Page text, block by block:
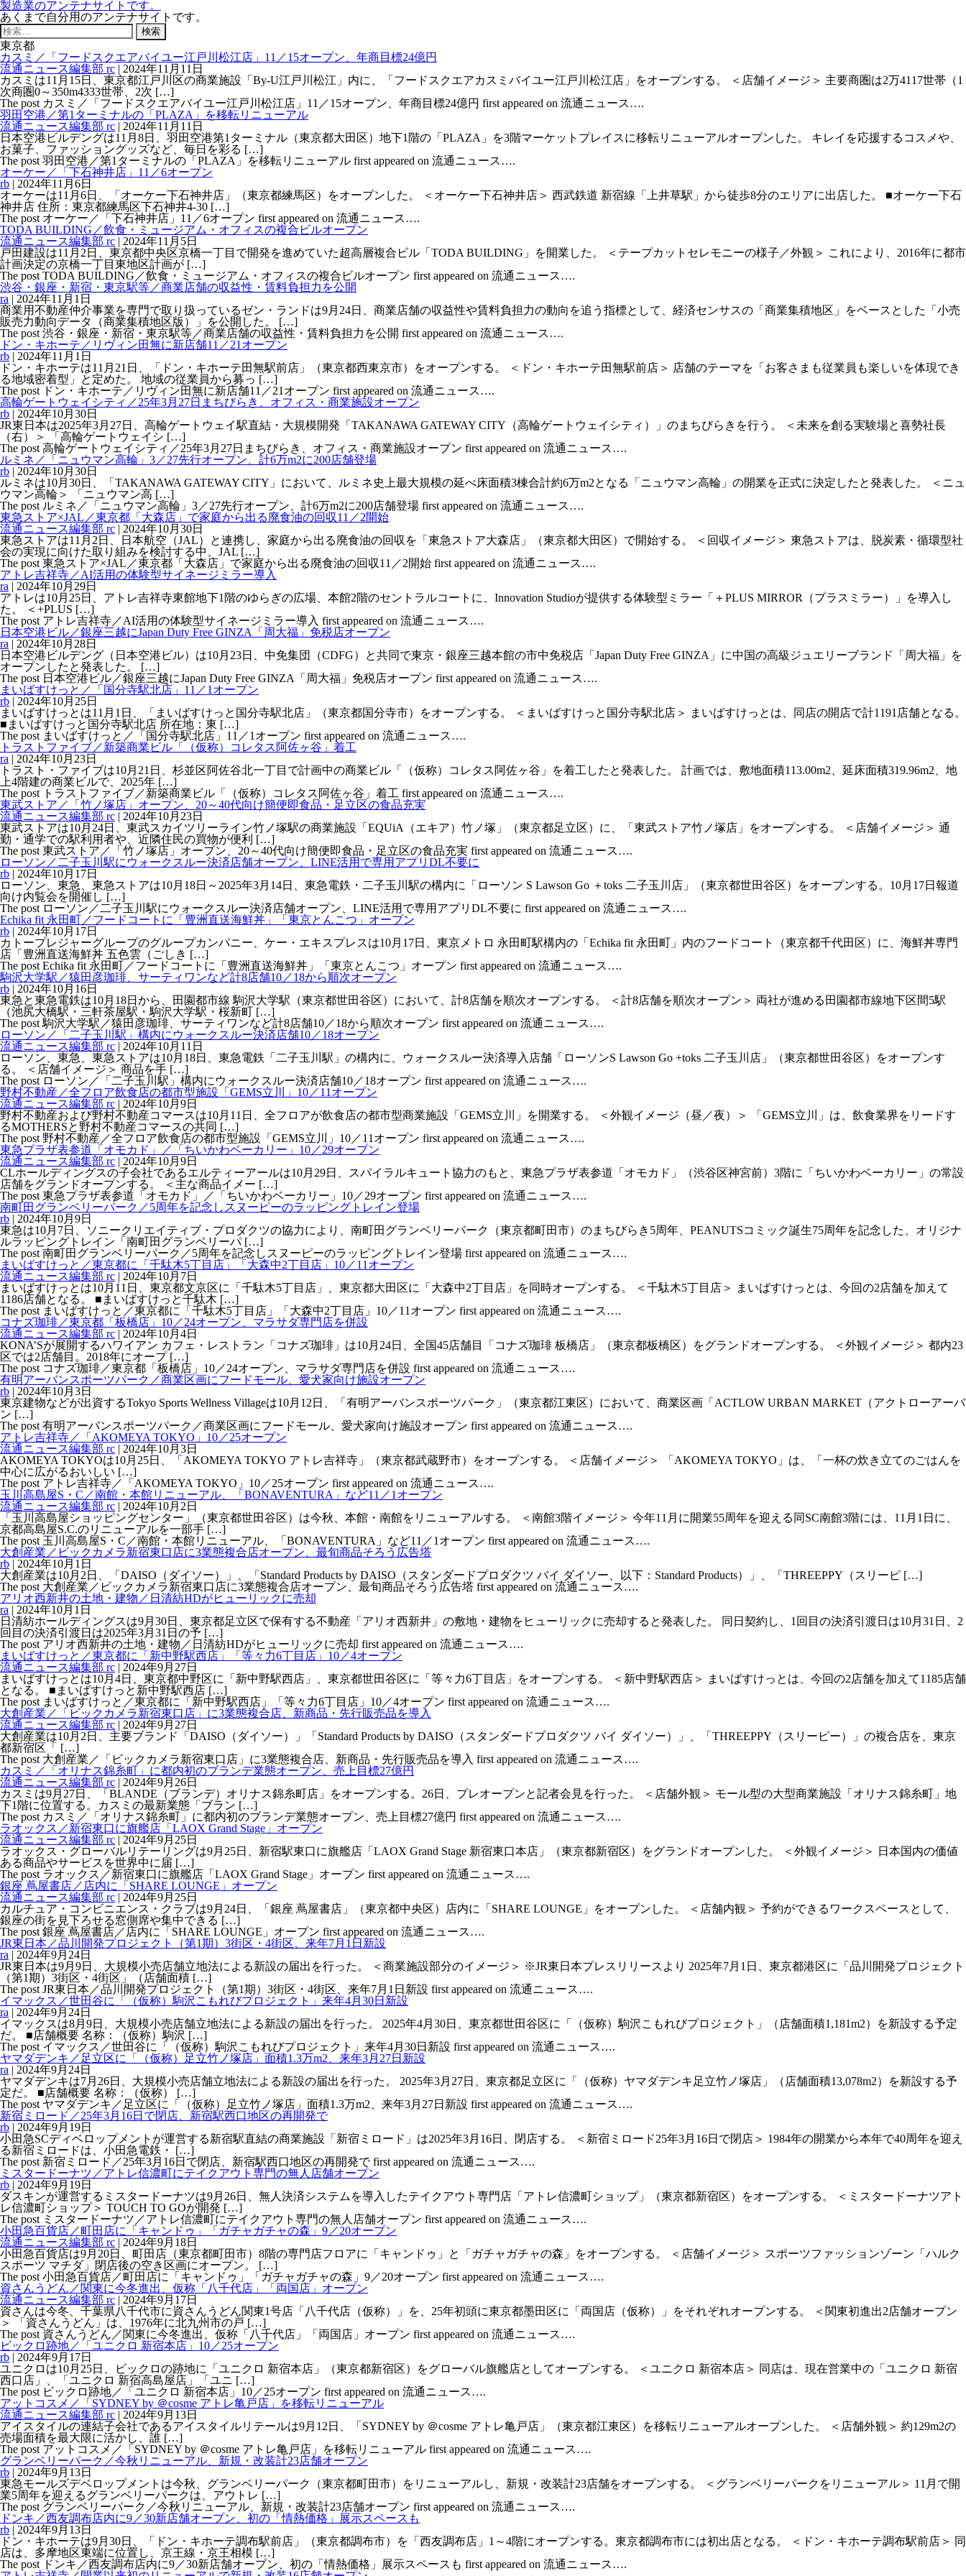
製造業のアンテナサイトです。
あくまで自分用のアンテナサイトです。
検
索:
東京都
カスミ／「フードスクエアバイユー江戸川松江店」11／15オープン、年商目標24億円
流通ニュース編集部 rc | 2024年11月11日
カスミは11月15日、東京都江戸川区の商業施設「By-U江戸川松江」内に、「フードスクエアカスミバイユー江戸川松江店」をオープンする。 ＜店舗イメージ＞ 主要商圏は2万4117世帯（1
次商圏0～350m4333世帯、2次 […]
The post カスミ／「フードスクエアバイユー江戸川松江店」11／15オープン、年商目標24億円 first appeared on 流通ニュース….
羽田空港／第1ターミナルの「PLAZA」を移転リニューアル
流通ニュース編集部 rc | 2024年11月11日
日本空港ビルデングは11月8日、羽田空港第1ターミナル（東京都大田区）地下1階の「PLAZA」を3階マーケットプレイスに移転リニューアルオープンした。 キレイを応援するコスメや、
お菓子、ファッショングッズなど、毎日を彩る […]
The post 羽田空港／第1ターミナルの「PLAZA」を移転リニューアル first appeared on 流通ニュース….
オーケー／「下石神井店」11／6オープン
rb | 2024年11月6日
オーケーは11月6日、「オーケー下石神井店」（東京都練馬区）をオープンした。 ＜オーケー下石神井店＞ 西武鉄道 新宿線「上井草駅」から徒歩8分のエリアに出店した。 ■オーケー下石
神井店 住所：東京都練馬区下石神井4-30 […]
The post オーケー／「下石神井店」11／6オープン first appeared on 流通ニュース….
TODA BUILDING／飲食・ミュージアム・オフィスの複合ビルオープン
流通ニュース編集部 rc | 2024年11月5日
戸田建設は11月2日、東京都中央区京橋一丁目で開発を進めていた超高層複合ビル「TODA BUILDING」を開業した。 ＜テープカットセレモニーの様子／外観＞ これにより、2016年に都市
計画決定の京橋一丁目東地区計画が […]
The post TODA BUILDING／飲食・ミュージアム・オフィスの複合ビルオープン first appeared on 流通ニュース….
渋谷・銀座・新宿・東京駅等／商業店舗の収益性・賃料負担力を公開
ra | 2024年11月1日
商業用不動産仲介事業を専門で取り扱っているゼン・ランドは9月24日、商業店舗の収益性や賃料負担力の動向を追う指標として、経済センサスの「商業集積地区」をベースとした「小売
販売力動向データ（商業集積地区版）」を公開した。 […]
The post 渋谷・銀座・新宿・東京駅等／商業店舗の収益性・賃料負担力を公開 first appeared on 流通ニュース….
ドン・キホーテ／リヴィン田無に新店舗11／21オープン
rb | 2024年11月1日
ドン・キホーテは11月21日、「ドン・キホーテ田無駅前店」（東京都西東京市）をオープンする。 ＜ドン・キホーテ田無駅前店＞ 店舗のテーマを「お客さまも従業員も楽しいを体現でき
る地域密着型」と定めた。 地域の従業員から募っ […]
The post ドン・キホーテ／リヴィン田無に新店舗11／21オープン first appeared on 流通ニュース….
高輪ゲートウェイシティ／25年3月27日まちびらき、オフィス・商業施設オープン
rb | 2024年10月30日
JR東日本は2025年3月27日、高輪ゲートウェイ駅直結・大規模開発「TAKANAWA GATEWAY CITY（高輪ゲートウェイシティ）」のまちびらきを行う。 ＜未来を創る実験場と喜勢社長
（右）＞ 「高輪ゲートウェイシ […]
The post 高輪ゲートウェイシティ／25年3月27日まちびらき、オフィス・商業施設オープン first appeared on 流通ニュース….
ルミネ／「ニュウマン高輪」3／27先行オープン、計6万m2に200店舗登場
rb | 2024年10月30日
ルミネは10月30日、「TAKANAWA GATEWAY CITY」において、ルミネ史上最大規模の延べ床面積3棟合計約6万m2となる「ニュウマン高輪」の開業を正式に決定したと発表した。 ＜ニュ
ウマン高輪＞ 「ニュウマン高 […]
The post ルミネ／「ニュウマン高輪」3／27先行オープン、計6万m2に200店舗登場 first appeared on 流通ニュース….
東急ストア×JAL／東京都「大森店」で家庭から出る廃食油の回収11／2開始
流通ニュース編集部 rc | 2024年10月30日
東急ストアは11月2日、日本航空（JAL）と連携し、家庭から出る廃食油の回収を「東急ストア大森店」（東京都大田区）で開始する。 ＜回収イメージ＞ 東急ストアは、脱炭素・循環型社
会の実現に向けた取り組みを検討する中、JAL […]
The post 東急ストア×JAL／東京都「大森店」で家庭から出る廃食油の回収11／2開始 first appeared on 流通ニュース….
アトレ吉祥寺／AI活用の体験型サイネージミラー導入
ra | 2024年10月29日
アトレは10月25日、アトレ吉祥寺東館地下1階のゆらぎの広場、本館2階のセントラルコートに、Innovation Studioが提供する体験型ミラー「＋PLUS MIRROR（プラスミラー）」を導入し
た。 ＜+PLUS […]
The post アトレ吉祥寺／AI活用の体験型サイネージミラー導入 first appeared on 流通ニュース….
日本空港ビル／銀座三越にJapan Duty Free GINZA「周大福」免税店オープン
ra | 2024年10月28日
日本空港ビルデング（日本空港ビル）は10月23日、中免集団（CDFG）と共同で東京・銀座三越本館の市中免税店「Japan Duty Free GINZA」に中国の高級ジュエリーブランド「周大福」を
オープンしたと発表した。 […]
The post 日本空港ビル／銀座三越にJapan Duty Free GINZA「周大福」免税店オープン first appeared on 流通ニュース….
まいばすけっと／「国分寺駅北店」11／1オープン
rb | 2024年10月25日
まいばすけっとは11月1日、「まいばすけっと国分寺駅北店」（東京都国分寺市）をオープンする。 ＜まいばすけっと国分寺駅北店＞ まいばすけっとは、同店の開店で計1191店舗となる。
■まいばすけっと国分寺駅北店 所在地：東 […]
The post まいばすけっと／「国分寺駅北店」11／1オープン first appeared on 流通ニュース….
トラストファイブ／新築商業ビル「（仮称）コレタス阿佐ヶ谷」着工
ra | 2024年10月23日
トラスト・ファイブは10月21日、杉並区阿佐谷北一丁目で計画中の商業ビル「（仮称）コレタス阿佐ヶ谷」を着工したと発表した。 計画では、敷地面積113.00m2、延床面積319.96m2、地
上4階建の商業ビルで、2025年 […]
The post トラストファイブ／新築商業ビル「（仮称）コレタス阿佐ヶ谷」着工 first appeared on 流通ニュース….
東武ストア／「竹ノ塚店」オープン、20～40代向け簡便即食品・足立区の食品充実
流通ニュース編集部 rc | 2024年10月23日
東武ストアは10月24日、東武スカイツリーライン竹ノ塚駅の商業施設「EQUiA（エキア）竹ノ塚」（東京都足立区）に、「東武ストア竹ノ塚店」をオープンする。 ＜店舗イメージ＞ 通
勤・通学での駅利用者や、近隣住民の買物が便利 […]
The post 東武ストア／「竹ノ塚店」オープン、20～40代向け簡便即食品・足立区の食品充実 first appeared on 流通ニュース….
ローソン／二子玉川駅にウォークスルー決済店舗オープン、LINE活用で専用アプリDL不要に
rb | 2024年10月17日
ローソン、東急、東急ストアは10月18日～2025年3月14日、東急電鉄・二子玉川駅の構内に「ローソン S Lawson Go ＋toks 二子玉川店」（東京都世田谷区）をオープンする。10月17日報道
向け内覧会を開催し […]
The post ローソン／二子玉川駅にウォークスルー決済店舗オープン、LINE活用で専用アプリDL不要に first appeared on 流通ニュース….
Echika fit 永田町／フードコートに「豊洲直送海鮮丼」「東京とんこつ」オープン
rb | 2024年10月17日
カトープレジャーグループのグループカンパニー、ケー・エキスプレスは10月17日、東京メトロ 永田町駅構内の「Echika fit 永田町」内のフードコート（東京都千代田区）に、海鮮丼専門
店「豊洲直送海鮮丼 五色雲（ごしき […]
The post Echika fit 永田町／フードコートに「豊洲直送海鮮丼」「東京とんこつ」オープン first appeared on 流通ニュース….
駒沢大学駅／猿田彦珈琲、サーティワンなど計8店舗10／18から順次オープン
rb | 2024年10月16日
東急と東急電鉄は10月18日から、田園都市線 駒沢大学駅（東京都世田谷区）において、計8店舗を順次オープンする。 ＜計8店舗を順次オープン＞ 両社が進める田園都市線地下区間5駅
（池尻大橋駅・三軒茶屋駅・駒沢大学駅・桜新町 […]
The post 駒沢大学駅／猿田彦珈琲、サーティワンなど計8店舗10／18から順次オープン first appeared on 流通ニュース….
ローソン／「二子玉川駅」構内にウォークスルー決済店舗10／18オープン
流通ニュース編集部 rc | 2024年10月11日
ローソン、東急、東急ストアは10月18日、東急電鉄「二子玉川駅」の構内に、ウォークスルー決済導入店舗「ローソンS Lawson Go +toks 二子玉川店」（東京都世田谷区）をオープンす
る。 ＜店舗イメージ＞ 商品を手 […]
The post ローソン／「二子玉川駅」構内にウォークスルー決済店舗10／18オープン first appeared on 流通ニュース….
野村不動産／全フロア飲食店の都市型施設「GEMS立川」10／11オープン
流通ニュース編集部 rc | 2024年10月9日
野村不動産および野村不動産コマースは10月11日、全フロアが飲食店の都市型商業施設「GEMS立川」を開業する。 ＜外観イメージ（昼／夜）＞ 「GEMS立川」は、飲食業界をリードす
るMOTHERSと野村不動産コマースの共同 […]
The post 野村不動産／全フロア飲食店の都市型施設「GEMS立川」10／11オープン first appeared on 流通ニュース….
東急プラザ表参道「オモカド」／「ちいかわベーカリー」10／29オープン
流通ニュース編集部 rc | 2024年10月9日
CLホールディングスの子会社であるエルティーアールは10月29日、スパイラルキュート協力のもと、東急プラザ表参道「オモカド」（渋谷区神宮前）3階に「ちいかわベーカリー」の常設
店舗をグランドオープンする。 ＜主な商品イメー […]
The post 東急プラザ表参道「オモカド」／「ちいかわベーカリー」10／29オープン first appeared on 流通ニュース….
南町田グランベリーパーク／5周年を記念しスヌーピーのラッピングトレイン登場
rb | 2024年10月9日
東急は10月7日、ソニークリエイティブ・プロダクツの協力により、南町田グランベリーパーク（東京都町田市）のまちびらき5周年、PEANUTSコミック誕生75周年を記念した、オリジナ
ルラッピングトレイン「南町田グランベリーパ […]
The post 南町田グランベリーパーク／5周年を記念しスヌーピーのラッピングトレイン登場 first appeared on 流通ニュース….
まいばすけっと／東京都に「千駄木5丁目店」「大森中2丁目店」10／11オープン
流通ニュース編集部 rc | 2024年10月7日
まいばすけっとは10月11日、東京都文京区に「千駄木5丁目店」、東京都大田区に「大森中2丁目店」を同時オープンする。 ＜千駄木5丁目店＞ まいばすけっとは、今回の2店舗を加えて
1186店舗となる。 ■まいばすけっと千駄木 […]
The post まいばすけっと／東京都に「千駄木5丁目店」「大森中2丁目店」10／11オープン first appeared on 流通ニュース….
コナズ珈琲／東京都「板橋店」10／24オープン、マラサダ専門店を併設
流通ニュース編集部 rc | 2024年10月4日
KONA’Sが展開するハワイアン カフェ・レストラン「コナズ珈琲」は10月24日、全国45店舗目「コナズ珈琲 板橋店」（東京都板橋区）をグランドオープンする。 ＜外観イメージ＞ 都内23
区では2店舗目。2018年にオープ […]
The post コナズ珈琲／東京都「板橋店」10／24オープン、マラサダ専門店を併設 first appeared on 流通ニュース….
有明アーバンスポーツパーク／商業区画にフードモール、愛犬家向け施設オープン
rb | 2024年10月3日
東京建物などが出資するTokyo Sports Wellness Villageは10月12日、「有明アーバンスポーツパーク」（東京都江東区）において、商業区画「ACTLOW URBAN MARKET（アクトローアーバ
ン […]
The post 有明アーバンスポーツパーク／商業区画にフードモール、愛犬家向け施設オープン first appeared on 流通ニュース….
アトレ吉祥寺／「AKOMEYA TOKYO」10／25オープン
流通ニュース編集部 rc | 2024年10月3日
AKOMEYA TOKYOは10月25日、「AKOMEYA TOKYO アトレ吉祥寺」（東京都武蔵野市）をオープンする。 ＜店舗イメージ＞ 「AKOMEYA TOKYO」は、「一杯の炊き立てのごはんを
中心に広がるおいしい […]
The post アトレ吉祥寺／「AKOMEYA TOKYO」10／25オープン first appeared on 流通ニュース….
玉川高島屋S・C／南館・本館リニューアル、「BONAVENTURA」など11／1オープン
流通ニュース編集部 rc | 2024年10月2日
「玉川高島屋ショッピングセンター」（東京都世田谷区）は今秋、本館・南館をリニューアルする。 ＜南館3階イメージ＞ 今年11月に開業55周年を迎える同SC南館3階には、11月1日に、
京都高島屋S.C.のリニューアルを一部手 […]
The post 玉川高島屋S・C／南館・本館リニューアル、「BONAVENTURA」など11／1オープン first appeared on 流通ニュース….
大創産業／ビックカメラ新宿東口店に3業態複合店オープン、最旬商品そろう広告塔
rb | 2024年10月1日
大創産業は10月2日、「DAISO（ダイソー）」、「Standard Products by DAISO（スタンダードプロダクツ バイ ダイソー、以下：Standard Products）」、「THREEPPY（スリーピ […]
The post 大創産業／ビックカメラ新宿東口店に3業態複合店オープン、最旬商品そろう広告塔 first appeared on 流通ニュース….
アリオ西新井の土地・建物／日清紡HDがヒューリックに売却
ra | 2024年10月1日
日清紡ホールディングスは9月30日、東京都足立区で保有する不動産「アリオ西新井」の敷地・建物をヒューリックに売却すると発表した。 同日契約し、1回目の決済引渡日は10月31日、2
回目の決済引渡日は2025年3月31日の予 […]
The post アリオ西新井の土地・建物／日清紡HDがヒューリックに売却 first appeared on 流通ニュース….
まいばすけっと／東京都に「新中野駅西店」「等々力6丁目店」10／4オープン
流通ニュース編集部 rc | 2024年9月27日
まいばすけっとは10月4日、東京都中野区に「新中野駅西店」、東京都世田谷区に「等々力6丁目店」をオープンする。 ＜新中野駅西店＞ まいばすけっとは、今回の2店舗を加えて1185店舗
となる。 ■まいばすけっと新中野駅西店 […]
The post まいばすけっと／東京都に「新中野駅西店」「等々力6丁目店」10／4オープン first appeared on 流通ニュース….
大創産業／「ビックカメラ新宿東口店」に3業態複合店、新商品・先行販売品を導入
流通ニュース編集部 rc | 2024年9月27日
大創産業は10月2日、主要ブランド「DAISO（ダイソー）」「Standard Products by DAISO（スタンダードプロダクツ バイ ダイソー）」、「THREEPPY（スリーピー）」の複合店を、東京
都新宿区「 […]
The post 大創産業／「ビックカメラ新宿東口店」に3業態複合店、新商品・先行販売品を導入 first appeared on 流通ニュース….
カスミ／「オリナス錦糸町」に都内初のブランデ業態オープン、売上目標27億円
流通ニュース編集部 rc | 2024年9月26日
カスミは9月27日、「BLANDE（ブランデ）オリナス錦糸町店」をオープンする。26日、プレオープンと記者会見を行った。 ＜店舗外観＞ モール型の大型商業施設「オリナス錦糸町」地
下1階に位置する。カスミの最新業態「ブラン […]
The post カスミ／「オリナス錦糸町」に都内初のブランデ業態オープン、売上目標27億円 first appeared on 流通ニュース….
ラオックス／新宿東口に旗艦店「LAOX Grand Stage」オープン
流通ニュース編集部 rc | 2024年9月25日
ラオックス・グローバルリテーリングは9月25日、新宿駅東口に旗艦店「LAOX Grand Stage 新宿東口本店」（東京都新宿区）をグランドオープンした。 ＜外観イメージ＞ 日本国内の価値
ある商品やサービスを世界中に届 […]
The post ラオックス／新宿東口に旗艦店「LAOX Grand Stage」オープン first appeared on 流通ニュース….
銀座 蔦屋書店／店内に「SHARE LOUNGE」オープン
流通ニュース編集部 rc | 2024年9月25日
カルチュア・コンビニエンス・クラブは9月24日、「銀座 蔦屋書店」（東京都中央区）店内に「SHARE LOUNGE」をオープンした。 ＜店舗内観＞ 予約ができるワークスペースとして、
銀座の街を見下ろせる窓側席や集中できる […]
The post 銀座 蔦屋書店／店内に「SHARE LOUNGE」オープン first appeared on 流通ニュース….
JR東日本／品川開発プロジェクト（第1期）3街区・4街区、来年7月1日新設
ra | 2024年9月24日
JR東日本は9月9日、大規模小売店舗立地法による新設の届出を行った。 ＜商業施設部分のイメージ＞ ※JR東日本プレスリリースより 2025年7月1日、東京都港区に「品川開発プロジェクト
（第1期）3街区・4街区」（店舗面積 […]
The post JR東日本／品川開発プロジェクト（第1期）3街区・4街区、来年7月1日新設 first appeared on 流通ニュース….
イマックス／世田谷に「（仮称）駒沢こもれびプロジェクト」来年4月30日新設
ra | 2024年9月24日
イマックスは8月9日、大規模小売店舗立地法による新設の届出を行った。 2025年4月30日、東京都世田谷区に「（仮称）駒沢こもれびプロジェクト」（店舗面積1,181m2）を新設する予定
だ。 ■店舗概要 名称：（仮称）駒沢 […]
The post イマックス／世田谷に「（仮称）駒沢こもれびプロジェクト」来年4月30日新設 first appeared on 流通ニュース….
ヤマダデンキ／足立区に「（仮称）足立竹ノ塚店」面積1.3万m2、来年3月27日新設
ra | 2024年9月24日
ヤマダデンキは7月26日、大規模小売店舗立地法による新設の届出を行った。 2025年3月27日、東京都足立区に「（仮称）ヤマダデンキ足立竹ノ塚店」（店舗面積13,078m2）を新設する予
定だ。 ■店舗概要 名称：（仮称） […]
The post ヤマダデンキ／足立区に「（仮称）足立竹ノ塚店」面積1.3万m2、来年3月27日新設 first appeared on 流通ニュース….
新宿ミロード／25年3月16日で閉店、新宿駅西口地区の再開発で
rb | 2024年9月19日
小田急SCディベロップメントが運営する新宿駅直結の商業施設「新宿ミロード」は2025年3月16日、閉店する。 ＜新宿ミロード25年3月16日で閉店＞ 1984年の開業から本年で40周年を迎え
る新宿ミロードは、小田急電鉄・ […]
The post 新宿ミロード／25年3月16日で閉店、新宿駅西口地区の再開発で first appeared on 流通ニュース….
ミスタードーナツ／アトレ信濃町にテイクアウト専門の無人店舗オープン
rb | 2024年9月19日
ダスキンが運営するミスタードーナツは9月26日、無人決済システムを導入したテイクアウト専門店「アトレ信濃町ショップ」（東京都新宿区）をオープンする。 ＜ミスタードーナツアト
レ信濃町ショップ＞ TOUCH TO GOが開発 […]
The post ミスタードーナツ／アトレ信濃町にテイクアウト専門の無人店舗オープン first appeared on 流通ニュース….
小田急百貨店／町田店に「キャンドゥ」「ガチャガチャの森」9／20オープン
流通ニュース編集部 rc | 2024年9月18日
小田急百貨店は9月20日、町田店（東京都町田市）8階の専門店フロアに「キャンドゥ」と「ガチャガチャの森」をオープンする。 ＜店舗イメージ＞ スポーツファッションゾーン「ハルク
スポーツ マチダ」閉店後の空き区画にオープン。 […]
The post 小田急百貨店／町田店に「キャンドゥ」「ガチャガチャの森」9／20オープン first appeared on 流通ニュース….
資さんうどん／関東に今冬進出、仮称「八千代店」「両国店」オープン
流通ニュース編集部 rc | 2024年9月17日
資さんは今冬、千葉県八千代市に資さんうどん関東1号店「八千代店（仮称）」を、25年初頭に東京都墨田区に「両国店（仮称）」をそれぞれオープンする。 ＜関東初進出2店舗オープン
＞ 「資さんうどん」は、1976年に北九州市の戸 […]
The post 資さんうどん／関東に今冬進出、仮称「八千代店」「両国店」オープン first appeared on 流通ニュース….
ビックロ跡地／「ユニクロ 新宿本店」10／25オープン
rb | 2024年9月17日
ユニクロは10月25日、ビックロの跡地に「ユニクロ 新宿本店」（東京都新宿区）をグローバル旗艦店としてオープンする。 ＜ユニクロ 新宿本店＞ 同店は、現在営業中の「ユニクロ 新宿
西口店」、「ユニクロ 新宿高島屋店」「ユニ […]
The post ビックロ跡地／「ユニクロ 新宿本店」10／25オープン first appeared on 流通ニュース….
アットコスメ／「SYDNEY by ＠cosme アトレ亀戸店」を移転リニューアル
流通ニュース編集部 rc | 2024年9月13日
アイスタイルの連結子会社であるアイスタイルリテールは9月12日、「SYDNEY by ＠cosme アトレ亀戸店」（東京都江東区）を移転リニューアルオープンした。 ＜店舗外観＞ 約129m2の
売場面積を最大限に活かし、誰 […]
The post アットコスメ／「SYDNEY by ＠cosme アトレ亀戸店」を移転リニューアル first appeared on 流通ニュース….
グランベリーパーク／今秋リニューアル、新規・改装計23店舗オープン
rb | 2024年9月13日
東急モールズデベロップメントは今秋、グランベリーパーク（東京都町田市）をリニューアルし、新規・改装計23店舗をオープンする。 ＜グランベリーパークをリニューアル＞ 11月で開
業5周年を迎えるグランベリーパークは、アウトレ […]
The post グランベリーパーク／今秋リニューアル、新規・改装計23店舗オープン first appeared on 流通ニュース….
ドンキ／西友調布店内に9／30新店舗オープン、初の「情熱価格」展示スペースも
rb | 2024年9月13日
ドン・キホーテは9月30日、「ドン・キホーテ調布駅前店」（東京都調布市）を「西友調布店」1～4階にオープンする。東京都調布市には初出店となる。 ＜ドン・キホーテ調布駅前店＞ 同
店は、多摩地区東端に位置し、京王線・京王相模 […]
The post ドンキ／西友調布店内に9／30新店舗オープン、初の「情熱価格」展示スペースも first appeared on 流通ニュース….